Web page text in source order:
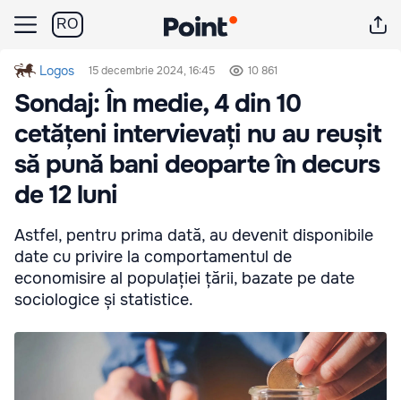
RO
Logos 15 decembrie 2024, 16:45 10 861
Sondaj: În medie, 4 din 10
cetățeni intervievați nu au reușit
să pună bani deoparte în decurs
de 12 luni
Astfel, pentru prima dată, au devenit disponibile
date cu privire la comportamentul de
economisire al populației țării, bazate pe date
sociologice și statistice.